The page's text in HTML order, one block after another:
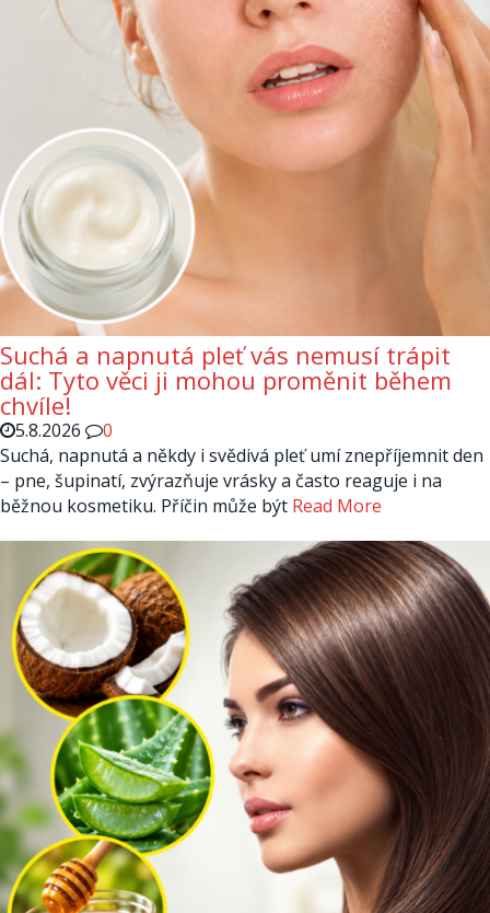
Suchá a napnutá pleť vás nemusí trápit
dál: Tyto věci ji mohou proměnit během
chvíle!
5.8.2026
0
Suchá, napnutá a někdy i svědivá pleť umí znepříjemnit den
– pne, šupinatí, zvýrazňuje vrásky a často reaguje i na
běžnou kosmetiku. Příčin může být Read More